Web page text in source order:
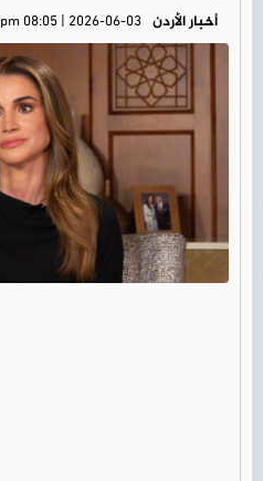
أخبار الأردن pm 08:05 | 2026-06-03 - الأربعاء